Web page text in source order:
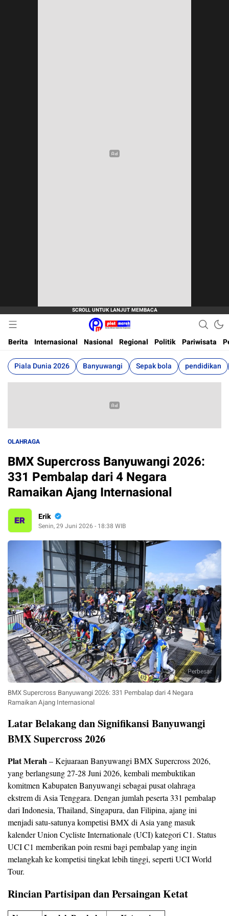
Plat Merah
Berita Terkini, Akurat, Terpercaya Dan Cepat
Berita
Internasional Nasional Regional Politik Pariwisata
Piala Dunia 2026 Banyuwangi Sepak bola pendidikan
OLAHRAGA
BMX Supercross Banyuwangi 2026:
331 Pembalap dari 4 Negara
Ramaikan Ajang Internasional
Erik
Senin, 29 Juni 2026 - 18:38 WIB
Perbesar
BMX Supercross Banyuwangi 2026: 331 Pembalap dari 4 Negara
Ramaikan Ajang Internasional
Latar Belakang dan Signifikansi Banyuwangi
BMX Supercross 2026
Plat Merah– Kejuaraan Banyuwangi BMX Supercross 2026,
yang berlangsung 27-28 Juni 2026, kembali membuktikan
komitmen Kabupaten Banyuwangi sebagai pusat olahraga
ekstrem di Asia Tenggara. Dengan jumlah peserta 331 pembalap
dari Indonesia, Thailand, Singapura, dan Filipina, ajang ini
menjadi satu-satunya kompetisi BMX di Asia yang masuk
kalender Union Cycliste Internationale (UCI) kategori C1. Status
UCI C1 memberikan poin resmi bagi pembalap yang ingin
melangkah ke kompetisi tingkat lebih tinggi, seperti UCI World
Tour.
Rincian Partisipan dan Persaingan Ketat